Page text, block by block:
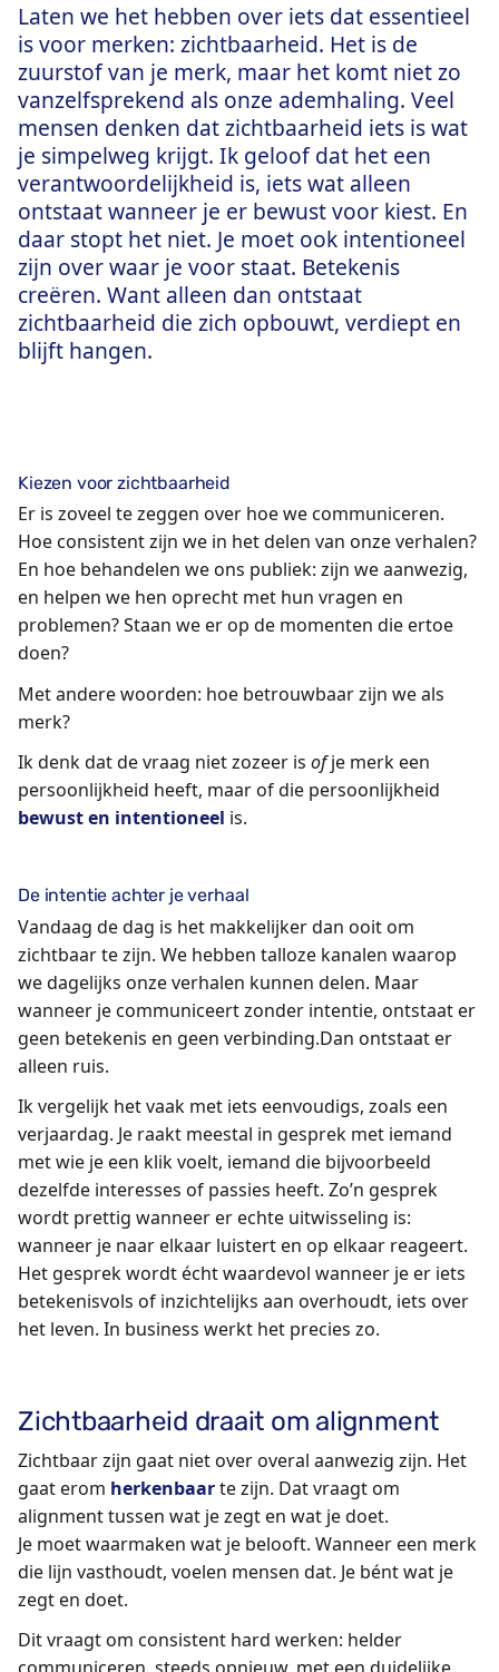
Laten we het hebben over iets dat essentieel
is voor merken: zichtbaarheid. Het is de
zuurstof van je merk, maar het komt niet zo
vanzelfsprekend als onze ademhaling. Veel
mensen denken dat zichtbaarheid iets is wat
je simpelweg krijgt. Ik geloof dat het een
verantwoordelijkheid is, iets wat alleen
ontstaat wanneer je er bewust voor kiest. En
daar stopt het niet. Je moet ook intentioneel
zijn over waar je voor staat. Betekenis
creëren. Want alleen dan ontstaat
zichtbaarheid die zich opbouwt, verdiept en
blijft hangen.
Kiezen voor zichtbaarheid
Er is zoveel te zeggen over hoe we communiceren.
Hoe consistent zijn we in het delen van onze verhalen?
En hoe behandelen we ons publiek: zijn we aanwezig,
en helpen we hen oprecht met hun vragen en
problemen? Staan we er op de momenten die ertoe
doen?
Met andere woorden: hoe betrouwbaar zijn we als
merk?
Ik denk dat de vraag niet zozeer is ofje merk een
persoonlijkheid heeft, maar of die persoonlijkheid
bewust en intentioneel is.
De intentie achter je verhaal
Vandaag de dag is het makkelijker dan ooit om
zichtbaar te zijn. We hebben talloze kanalen waarop
we dagelijks onze verhalen kunnen delen. Maar
wanneer je communiceert zonder intentie, ontstaat er
geen betekenis en geen verbinding.Dan ontstaat er
alleen ruis.
Ik vergelijk het vaak met iets eenvoudigs, zoals een
verjaardag. Je raakt meestal in gesprek met iemand
met wie je een klik voelt, iemand die bijvoorbeeld
dezelfde interesses of passies heeft. Zo’n gesprek
wordt prettig wanneer er echte uitwisseling is:
wanneer je naar elkaar luistert en op elkaar reageert.
Het gesprek wordt écht waardevol wanneer je er iets
betekenisvols of inzichtelijks aan overhoudt, iets over
het leven. In business werkt het precies zo.
Zichtbaarheid draait om alignment
Zichtbaar zijn gaat niet over overal aanwezig zijn. Het
gaat erom herkenbaarte zijn. Dat vraagt om
alignment tussen wat je zegt en wat je doet.
Je moet waarmaken wat je belooft. Wanneer een merk
die lijn vasthoudt, voelen mensen dat. Je bént wat je
zegt en doet.
Dit vraagt om consistent hard werken: helder